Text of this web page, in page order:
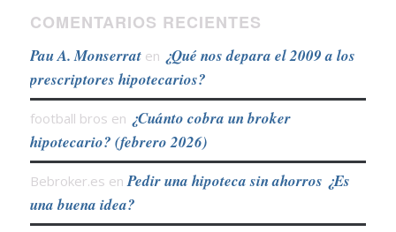
COMENTARIOS RECIENTES
Pau A. Monserraten ¿Qué nos depara el 2009 a los
prescriptores hipotecarios?
football bros en ¿Cuánto cobra un broker
hipotecario? (febrero 2026)
Bebroker.es enPedir una hipoteca sin ahorros ¿Es
una buena idea?